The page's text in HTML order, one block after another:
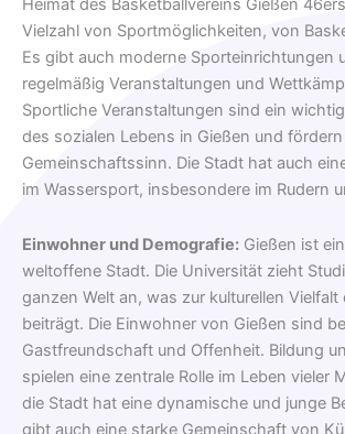
Heimat des Basketballvereins Gießen
Vielzahl von Sportmöglichkeiten, von
Es gibt auch moderne Sporteinrichtungen
regelmäßig Veranstaltungen und
Sportliche Veranstaltungen sind ein
des sozialen Lebens in Gießen und
Gemeinschaftssinn. Die Stadt hat auch
im Wassersport, insbesondere im Rudern
Einwohner und Demografie: Gießen ist
weltoffene Stadt. Die Universität zieht
ganzen Welt an, was zur kulturellen Vielfalt
beiträgt. Die Einwohner von Gießen sind
Gastfreundschaft und Offenheit. Bildung
spielen eine zentrale Rolle im Leben vieler
die Stadt hat eine dynamische und junge
gibt auch eine starke Gemeinschaft von